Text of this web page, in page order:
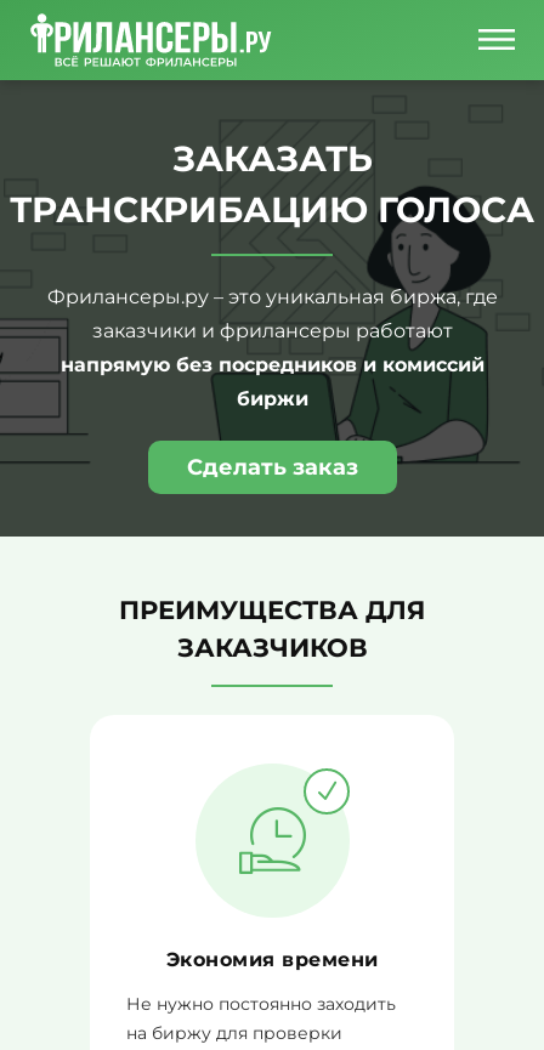
ЗАКАЗАТЬ
ТРАНСКРИБАЦИЮ ГОЛОСА
Фрилансеры.ру – это уникальная биржа, где
заказчики и фрилансеры работают
напрямую без посредников и комиссий
биржи
Сделать заказ
ПРЕИМУЩЕСТВА ДЛЯ
ЗАКАЗЧИКОВ
Экономия времени
Не нужно постоянно заходить
на биржу для проверки